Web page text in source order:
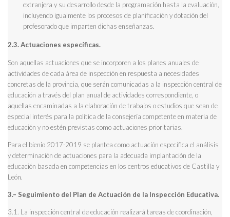
extranjera y su desarrollo desde la programación hasta la evaluación,
incluyendo igualmente los procesos de planificación y dotación del
profesorado que imparten dichas enseñanzas.
2.3. Actuaciones específicas.
Son aquellas actuaciones que se incorporen a los planes anuales de
actividades de cada área de inspección en respuesta a necesidades
concretas de la provincia, que serán comunicadas a la inspección central de
educación a través del plan anual de actividades correspondiente, o
aquellas encaminadas a la elaboración de trabajos o estudios que sean de
especial interés para la política de la consejería competente en materia de
educación y no estén previstas como actuaciones prioritarias.
Para el bienio 2017-2019 se plantea como actuación específica el análisis
y determinación de actuaciones para la adecuada implantación de la
educación basada en competencias en los centros educativos de Castilla y
León.
3.– Seguimiento del Plan de Actuación de la Inspección Educativa.
3.1. La inspección central de educación realizará tareas de coordinación,